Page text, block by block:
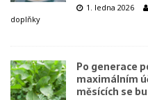
1. ledna 2026
doplňky
Po generace
maximálním
měsících se